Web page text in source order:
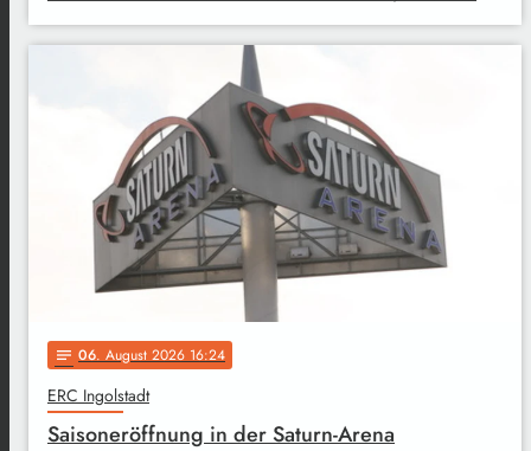
notes 06. August 2026 16:24
ERC Ingolstadt
Saisoneröffnung in der Saturn-Arena